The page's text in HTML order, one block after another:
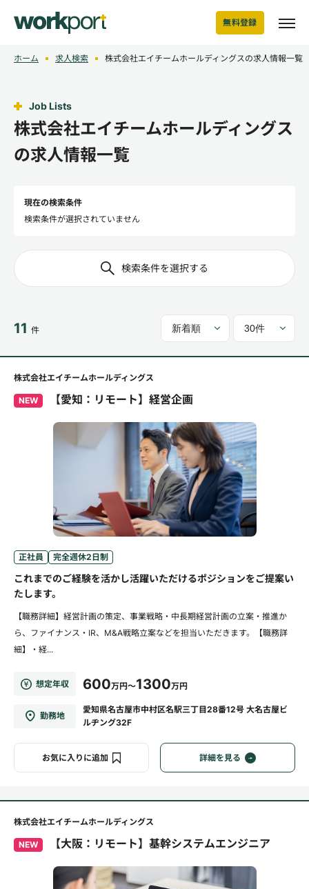
無料登録
ホーム 求人検索 株式会社エイチームホールディングスの求人情報一覧
Job Lists
株式会社エイチームホールディングス
の求人情報一覧
現在の検索条件
検索条件が選択されていません
検索条件を選択する
11 件
株式会社エイチームホールディングス
NEW 【愛知：リモート】経営企画
正社員 完全週休2日制
これまでのご経験を活かし活躍いただけるポジションをご提案い
たします。
【職務詳細】経営計画の策定、事業戦略・中長期経営計画の立案・推進か
ら、ファイナンス・IR、M&A戦略立案などを担当いただきます。【職務詳
細】・経...
想定年収 600万円～1300万円
勤務地
愛知県名古屋市中村区名駅三丁目28番12号 大名古屋ビ
ルヂング32F
お気に入りに追加 詳細を見る
株式会社エイチームホールディングス
NEW 【大阪：リモート】基幹システムエンジニア